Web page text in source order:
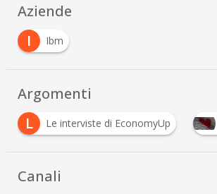
Aziende
I
Ibm
Argomenti
L
Le interviste di EconomyUp
Canali